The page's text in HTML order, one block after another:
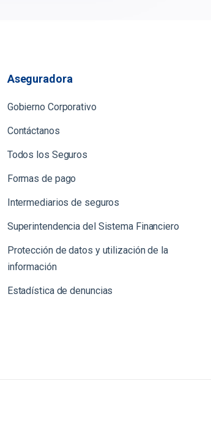
Aseguradora
Gobierno Corporativo
Contáctanos
Todos los Seguros
Formas de pago
Intermediarios de seguros
Superintendencia del Sistema Financiero
Protección de datos y utilización de la
información
Estadística de denuncias